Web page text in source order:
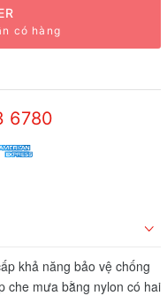
có hàng
6780
khả năng bảo vệ chống
che mưa bằng nylon có hai